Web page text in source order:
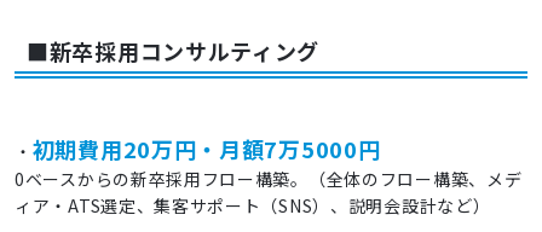
■新卒採用コンサルティング
・ 初期費用20万円・月額7万5000円
0ベースからの新卒採用フロー構築。（全体のフロー構築、メデ
ィア・ATS選定、集客サポート（SNS）、説明会設計など）